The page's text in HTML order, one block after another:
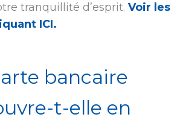
tranquillité d’esprit. Voir les
ICI.
bancaire
t-elle en